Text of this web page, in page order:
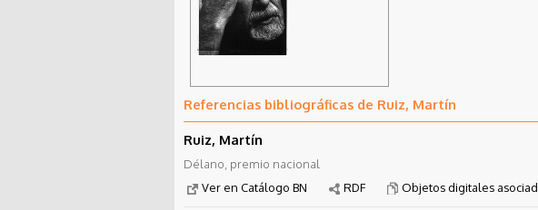
Referencias bibliográficas de Ruiz, Martín
Ruiz, Martín
Délano, premio nacional
Ver en Catálogo BN
RDF Objetos digitales